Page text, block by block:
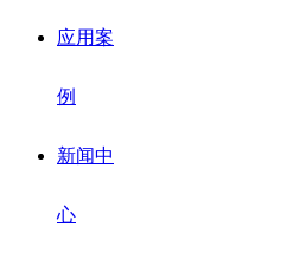
应用案
例
新闻中
心